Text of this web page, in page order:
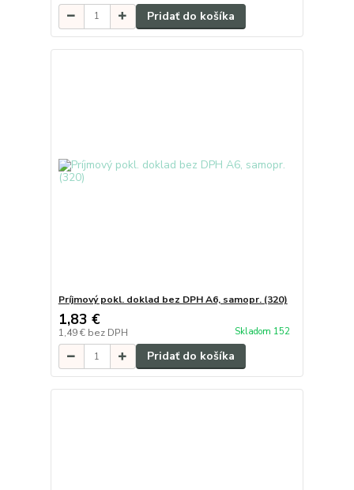
Pridať do košíka
Príjmový pokl. doklad bez DPH A6, samopr. (320)
1,83 €
1,49 € bez DPH Skladom 152
Pridať do košíka